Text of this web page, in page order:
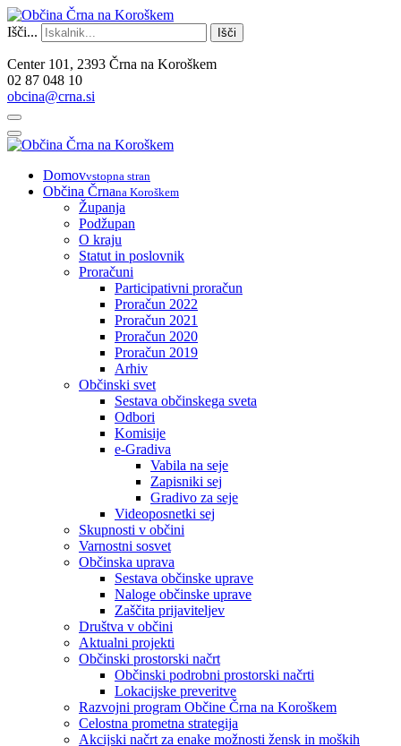
Išči... Išči
Center 101, 2393 Črna na Koroškem
02 87 048 10
obcina@crna.si
Domovvstopna stran
Občina Črnana Koroškem
Županja
Podžupan
O kraju
Statut in poslovnik
Proračuni
Participativni proračun
Proračun 2022
Proračun 2021
Proračun 2020
Proračun 2019
Arhiv
Občinski svet
Sestava občinskega sveta
Odbori
Komisije
e-Gradiva
Vabila na seje
Zapisniki sej
Gradivo za seje
Videoposnetki sej
Skupnosti v občini
Varnostni sosvet
Občinska uprava
Sestava občinske uprave
Naloge občinske uprave
Zaščita prijaviteljev
Društva v občini
Aktualni projekti
Občinski prostorski načrt
Občinski podrobni prostorski načrti
Lokacijske preveritve
Razvojni program Občine Črna na Koroškem
Celostna prometna strategija
Akcijski načrt za enake možnosti žensk in moških